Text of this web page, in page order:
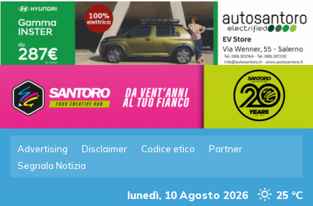
Advertising Disclaimer Codice etico
Partner
Segnala Notizia
lunedì, 10 Agosto 2026 25 °C